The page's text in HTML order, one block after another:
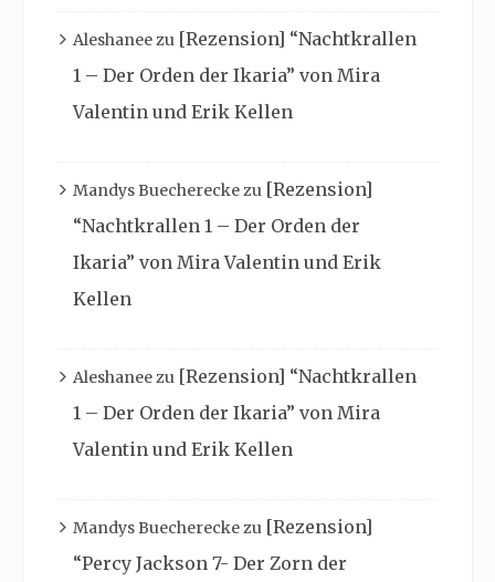
Aleshanee zu [Rezension] “Nachtkrallen
1 – Der Orden der Ikaria” von Mira
Valentin und Erik Kellen
Mandys Buecherecke zu [Rezension]
“Nachtkrallen 1 – Der Orden der
Ikaria” von Mira Valentin und Erik
Kellen
Aleshanee zu [Rezension] “Nachtkrallen
1 – Der Orden der Ikaria” von Mira
Valentin und Erik Kellen
Mandys Buecherecke zu [Rezension]
“Percy Jackson 7- Der Zorn der